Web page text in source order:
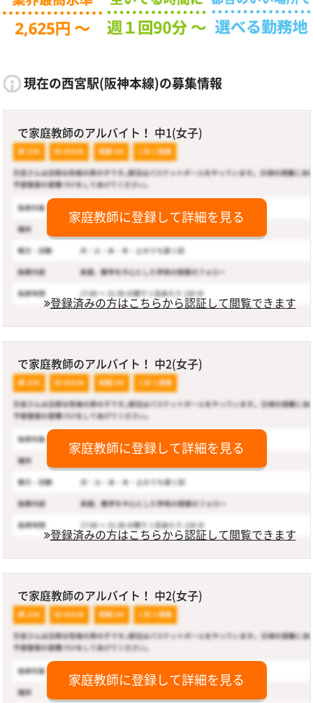
現在の西宮駅(阪神本線)の募集情報
で家庭教師のアルバイト！ 中1(女子)
家庭教師に登録して詳細を見る
登録済みの方はこちらから認証して閲覧できます
で家庭教師のアルバイト！ 中2(女子)
家庭教師に登録して詳細を見る
登録済みの方はこちらから認証して閲覧できます
で家庭教師のアルバイト！ 中2(女子)
家庭教師に登録して詳細を見る